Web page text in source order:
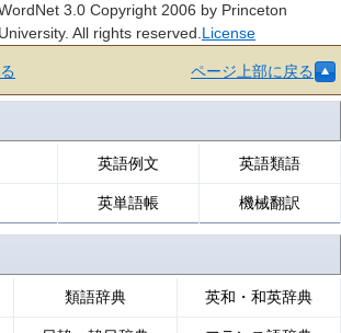
3.0 Copyright 2006 by Princeton
University. All rights reserved. License
ページ上部に戻る
英語例文 英語類語
英単語帳 機械翻訳
類語辞典 英和・和英辞典